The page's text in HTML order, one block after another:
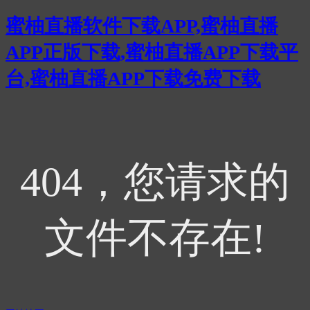
蜜柚直播软件下载APP,蜜柚直播
APP正版下载,蜜柚直播APP下载平
台,蜜柚直播APP下载免费下载
404，您请求的
文件不存在!